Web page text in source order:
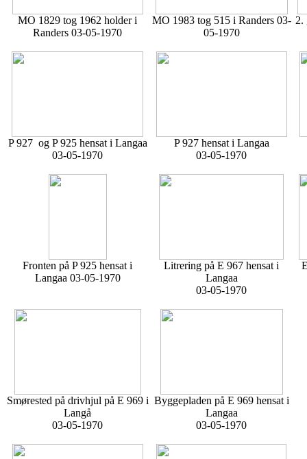
MO 1829 tog 1962 holder i
Randers 03-05-1970
MO 1983 tog 515 i Randers 03-
05-1970
2.
P 927 og P 925 hensat i Langaa
03-05-1970
P 927 hensat i Langaa
03-05-1970
Fronten på P 925 hensat i
Langaa 03-05-1970
Litrering på E 967 hensat i
Langaa
03-05-1970
Smørested på drivhjul på E 969 i
Langå
03-05-1970
Byggepladen på E 969 hensat i
Langaa
03-05-1970